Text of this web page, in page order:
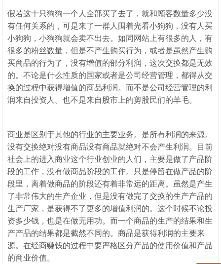
假若这十只狗狗一个人全部买了去了，就和顾客数量多少没
有任何关系的，可是来了一群人围着光看小狗狗，没有人买
小狗狗，小狗狗就会卖不出去。如同网站上有很多的人，有
很多的粉丝数量，但是不产生购买行为，或者是虽然产生购
买商品的行为了，没有增值的部分利润，这次交换都是无效
的。不论是什么性质的国家或者是公司经营管理，都得从交
换的过程中获得增值的商品利润。而不是公司经营管理的利
润来自投资人。也不是来自股市上的剪股民们的羊毛。
商业是区别于其他的行业的主要业务。是所有利润的来源。
没有交换绝对没有商品没有商品就绝对不会产生利润。目前
社会上的进入商业这个行业创业的人们，主要是做了产品阶
段的工作，没有做商品阶段的工作。只是停留在做产品的阶
段里，离着做商品的阶段还有着非常远的距离。虽然是产生
了非常伟大的生产企业，但是没有做完了交换的生产产品的
生产厂家，是获得不了更多的增值利润的。这个时候不论投
资多少钱，也是在做无用功。而一个商品的生产的结果和生
产产品的结果都是截然不同的。商品是获得利润的主要来
源。在经商赚钱的过程中要严格区分产品的使用价值和产品
的商业价值。